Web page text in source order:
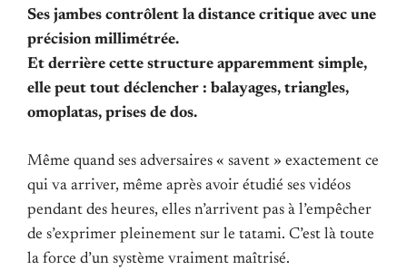
Ses jambes contrôlent la distance critique avec une
précision millimétrée.
Et derrière cette structure apparemment simple,
elle peut tout déclencher : balayages, triangles,
omoplatas, prises de dos.
Même quand ses adversaires « savent » exactement ce
qui va arriver, même après avoir étudié ses vidéos
pendant des heures, elles n’arrivent pas à l’empêcher
de s’exprimer pleinement sur le tatami. C’est là toute
la force d’un système vraiment maîtrisé.